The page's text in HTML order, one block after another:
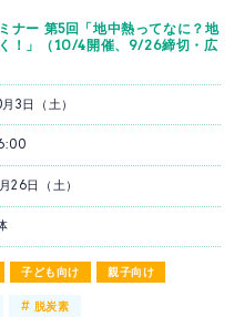
ナー 第5回「地中熱ってなに？地
！」（10/4開催、9/26締切・広
子ども向け 親子向け
3日（土）
26日（土）
# 脱炭素